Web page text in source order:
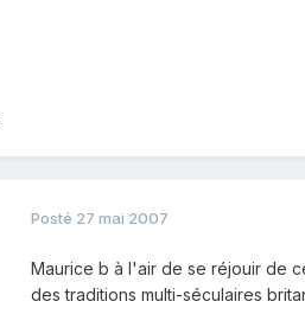
Posté 27 mai 2007
Maurice b à l'air de se réjouir de
des traditions multi-séculaires